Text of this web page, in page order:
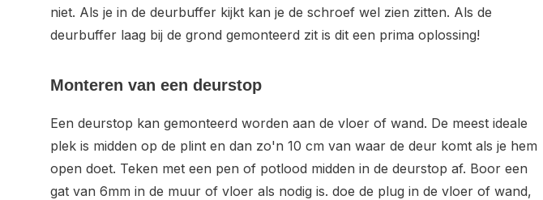
niet. Als je in de deurbuffer kijkt kan je de schroef wel zien zitten. Als de
deurbuffer laag bij de grond gemonteerd zit is dit een prima oplossing!
Monteren van een deurstop
Een deurstop kan gemonteerd worden aan de vloer of wand. De meest ideale
plek is midden op de plint en dan zo'n 10 cm van waar de deur komt als je hem
open doet. Teken met een pen of potlood midden in de deurstop af. Boor een
gat van 6mm in de muur of vloer als nodig is. doe de plug in de vloer of wand,